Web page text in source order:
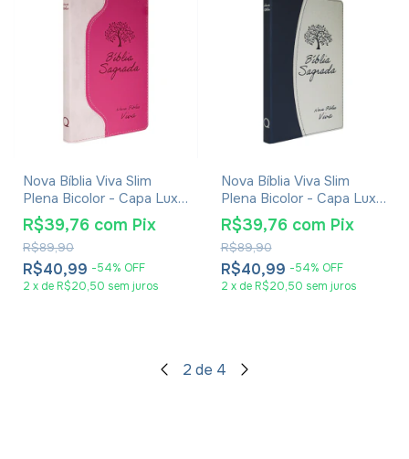
Nova Bíblia Viva Slim
Plena Bicolor - Capa Luxo
Rosa E Pink
R$40,99 -54% OFF
R$89,90
R$39,76 com Pix
2 x de R$20,50 sem juros
Nova Bíblia Viva Slim
Plena Bicolor - Capa Luxo
Azul E Cinza
R$40,99 -54% OFF
R$89,90
R$39,76 com Pix
2 x de R$20,50 sem juros
2 de 4